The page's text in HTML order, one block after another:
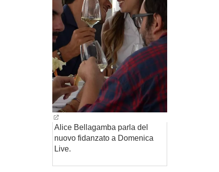
Alice Bellagamba parla del
nuovo fidanzato a Domenica
Live.